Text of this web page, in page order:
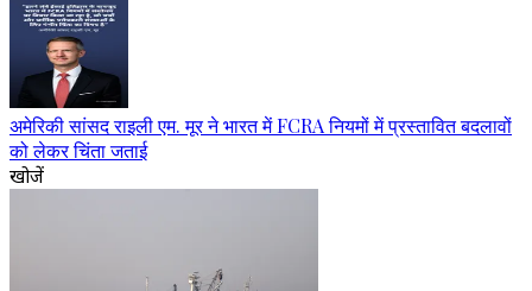
अमेरिकी सांसद राइली एम. मूर ने भारत में FCRA नियमों में प्रस्तावित बदलावों
को लेकर चिंता जताई
खोजें